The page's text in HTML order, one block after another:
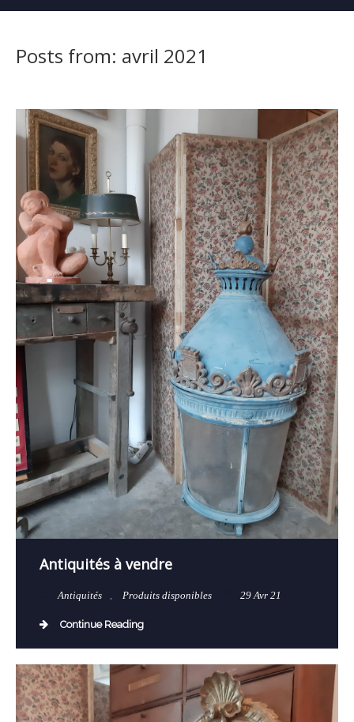
Posts from: avril 2021
Antiquités à vendre
Antiquités Produits disponibles 29 Avr 21
Continue Reading